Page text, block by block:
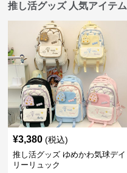
推し活グッズ 人気アイテム
¥3,380 (税込)
推し活グッズ ゆめかわ気球デイ
リーリュック